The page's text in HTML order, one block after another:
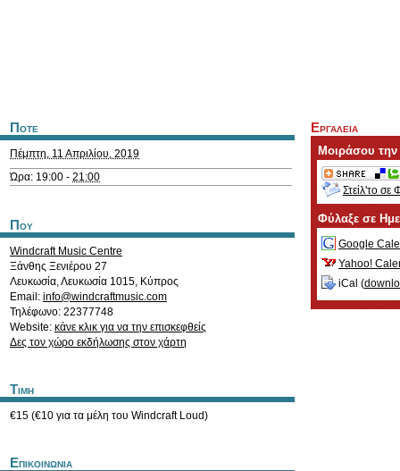
Ποτε
Πέμπτη, 11 Απριλίου, 2019
Ώρα: 19:00 - 21:00
Που
Windcraft Music Centre
Ξάνθης Ξενιέρου 27
Λευκωσία,Λευκωσία 1015, Κύπρος
Email: info@windcraftmusic.com
Τηλέφωνο: 22377748
Website: κάνε κλικ για να την επισκεφθείς
Δες τον χώρο εκδήλωσης στον χάρτη
Τιμη
€15 (€10 για τα μέλη του Windcraft Loud)
Επικοινωνια
Εργαλεια
Μοιράσου
Στείλ'το σε
Φύλαξε σε
Google
Yahoo!
iCal (